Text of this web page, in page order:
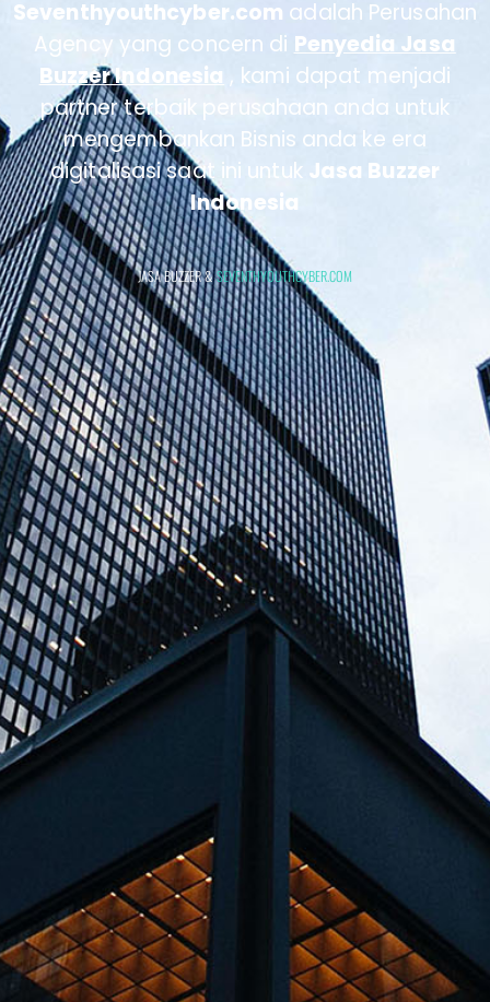
Seventhyouthcyber.com adalah Perusahan
Agency yang concern di Penyedia Jasa
Buzzer Indonesia , kami dapat menjadi
partner terbaik perusahaan anda untuk
mengembankan Bisnis anda ke era
digitalisasi saat ini untuk Jasa Buzzer
Indonesia
JASA BUZZER &SEVENTHYOUTHCYBER.COM